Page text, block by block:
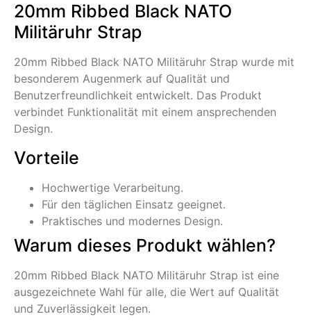
20mm Ribbed Black NATO
Militäruhr Strap
20mm Ribbed Black NATO Militäruhr Strap wurde mit
besonderem Augenmerk auf Qualität und
Benutzerfreundlichkeit entwickelt. Das Produkt
verbindet Funktionalität mit einem ansprechenden
Design.
Vorteile
Hochwertige Verarbeitung.
Für den täglichen Einsatz geeignet.
Praktisches und modernes Design.
Warum dieses Produkt wählen?
20mm Ribbed Black NATO Militäruhr Strap ist eine
ausgezeichnete Wahl für alle, die Wert auf Qualität
und Zuverlässigkeit legen.